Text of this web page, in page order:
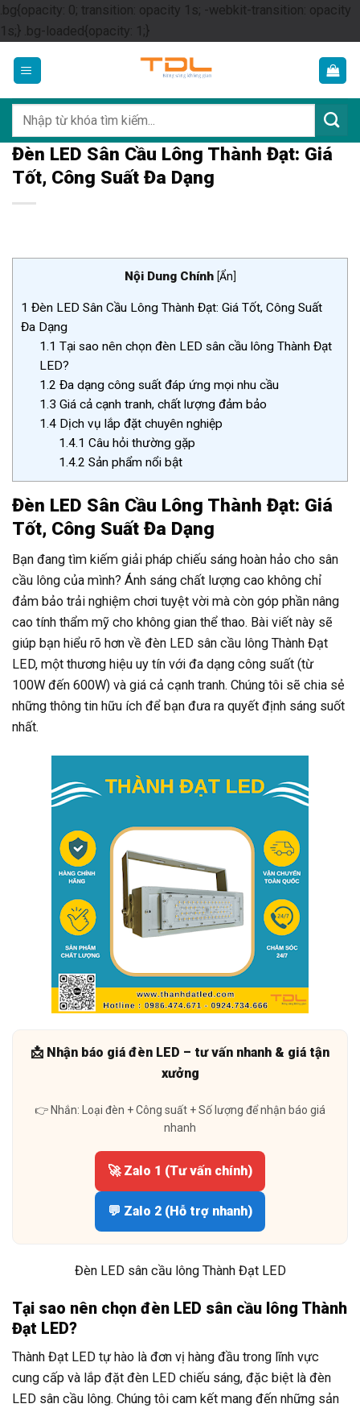
.bg{opacity: 0; transition: opacity 1s; -webkit-transition: opacity
1s;} .bg-loaded{opacity: 1;}Skip
content
kiếm:
Đèn LED Sân Cầu Lông Thành Đạt: Giá
Tốt, Công Suất Đa Dạng
Nội Dung Chính [Ẩn]
1 Đèn LED Sân Cầu Lông Thành Đạt: Giá Tốt, Công Suất
Đa Dạng
1.1 Tại sao nên chọn đèn LED sân cầu lông Thành Đạt
LED?
1.2 Đa dạng công suất đáp ứng mọi nhu cầu
1.3 Giá cả cạnh tranh, chất lượng đảm bảo
1.4 Dịch vụ lắp đặt chuyên nghiệp
1.4.1 Câu hỏi thường gặp
1.4.2 Sản phẩm nổi bật
Đèn LED Sân Cầu Lông Thành Đạt: Giá
Tốt, Công Suất Đa Dạng
Bạn đang tìm kiếm giải pháp chiếu sáng hoàn hảo cho sân
cầu lông của mình? Ánh sáng chất lượng cao không chỉ
đảm bảo trải nghiệm chơi tuyệt vời mà còn góp phần nâng
cao tính thẩm mỹ cho không gian thể thao. Bài viết này sẽ
giúp bạn hiểu rõ hơn về đèn LED sân cầu lông Thành Đạt
LED, một thương hiệu uy tín với đa dạng công suất (từ
100W đến 600W) và giá cả cạnh tranh. Chúng tôi sẽ chia sẻ
những thông tin hữu ích để bạn đưa ra quyết định sáng suốt
nhất.
📩 Nhận báo giá đèn LED – tư vấn nhanh & giá tận
xưởng
👉 Nhắn: Loại đèn + Công suất + Số lượng để nhận báo giá
nhanh
🚀 Zalo 1 (Tư vấn chính)
💬 Zalo 2 (Hỗ trợ nhanh)
Đèn LED sân cầu lông Thành Đạt LED
Tại sao nên chọn đèn LED sân cầu lông Thành
Đạt LED?
Thành Đạt LED tự hào là đơn vị hàng đầu trong lĩnh vực
cung cấp và lắp đặt đèn LED chiếu sáng, đặc biệt là đèn
LED sân cầu lông. Chúng tôi cam kết mang đến những sản